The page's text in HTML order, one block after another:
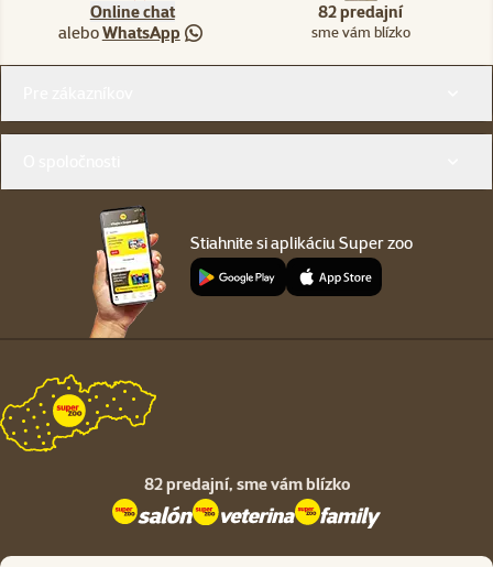
Online chat
aleboWhatsApp
82 predajní
sme vám blízko
Stiahnite si aplikáciu Super zoo
82 predajní, sme vám blízko